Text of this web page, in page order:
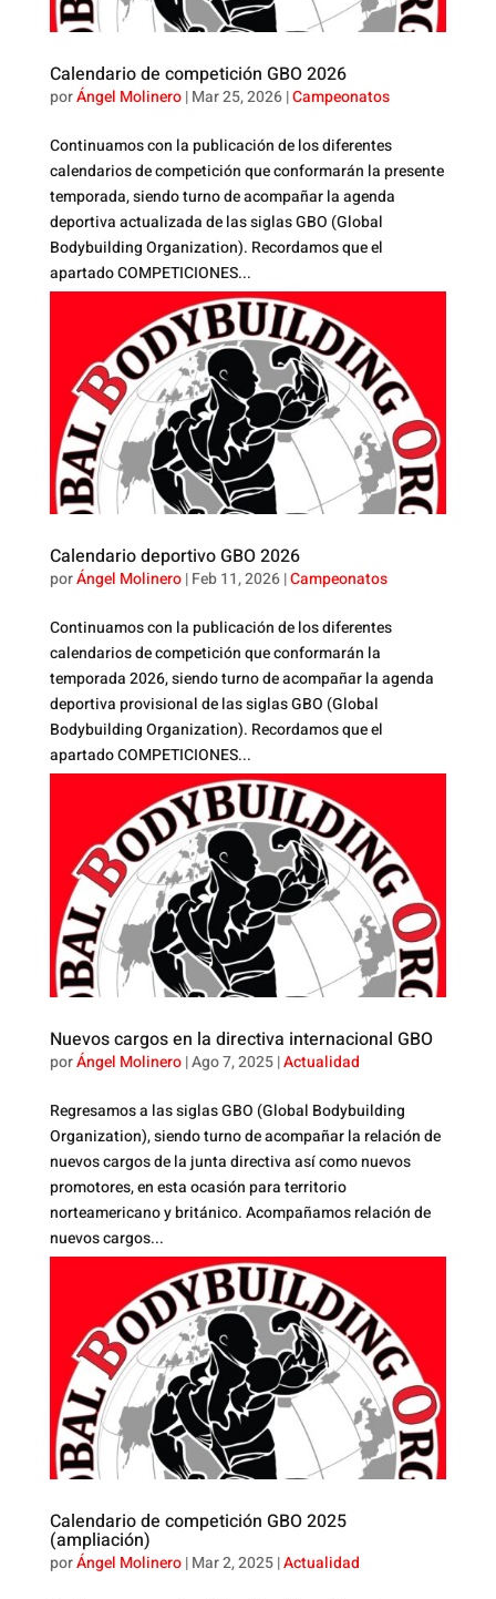
Calendario de competición GBO 2026
porÁngel Molinero|Mar 25, 2026|Campeonatos
Continuamos con la publicación de los diferentes
calendarios de competición que conformarán la presente
temporada, siendo turno de acompañar la agenda
deportiva actualizada de las siglas GBO (Global
Bodybuilding Organization). Recordamos que el
apartado COMPETICIONES...
Calendario deportivo GBO 2026
porÁngel Molinero|Feb 11, 2026|Campeonatos
Continuamos con la publicación de los diferentes
calendarios de competición que conformarán la
temporada 2026, siendo turno de acompañar la agenda
deportiva provisional de las siglas GBO (Global
Bodybuilding Organization). Recordamos que el
apartado COMPETICIONES...
Nuevos cargos en la directiva internacional GBO
porÁngel Molinero|Ago 7, 2025|Actualidad
Regresamos a las siglas GBO (Global Bodybuilding
Organization), siendo turno de acompañar la relación de
nuevos cargos de la junta directiva así como nuevos
promotores, en esta ocasión para territorio
norteamericano y británico. Acompañamos relación de
nuevos cargos...
Calendario de competición GBO 2025
(ampliación)
porÁngel Molinero|Mar 2, 2025|Actualidad